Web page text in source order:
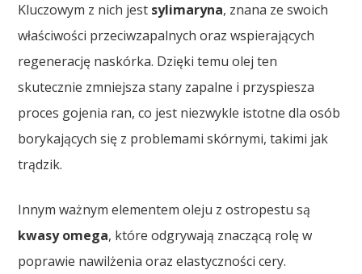
Kluczowym z nich jest sylimaryna, znana ze swoich
właściwości przeciwzapalnych oraz wspierających
regenerację naskórka. Dzięki temu olej ten
skutecznie zmniejsza stany zapalne i przyspiesza
proces gojenia ran, co jest niezwykle istotne dla osób
borykających się z problemami skórnymi, takimi jak
trądzik.
Innym ważnym elementem oleju z ostropestu są
kwasy omega, które odgrywają znaczącą rolę w
poprawie nawilżenia oraz elastyczności cery.